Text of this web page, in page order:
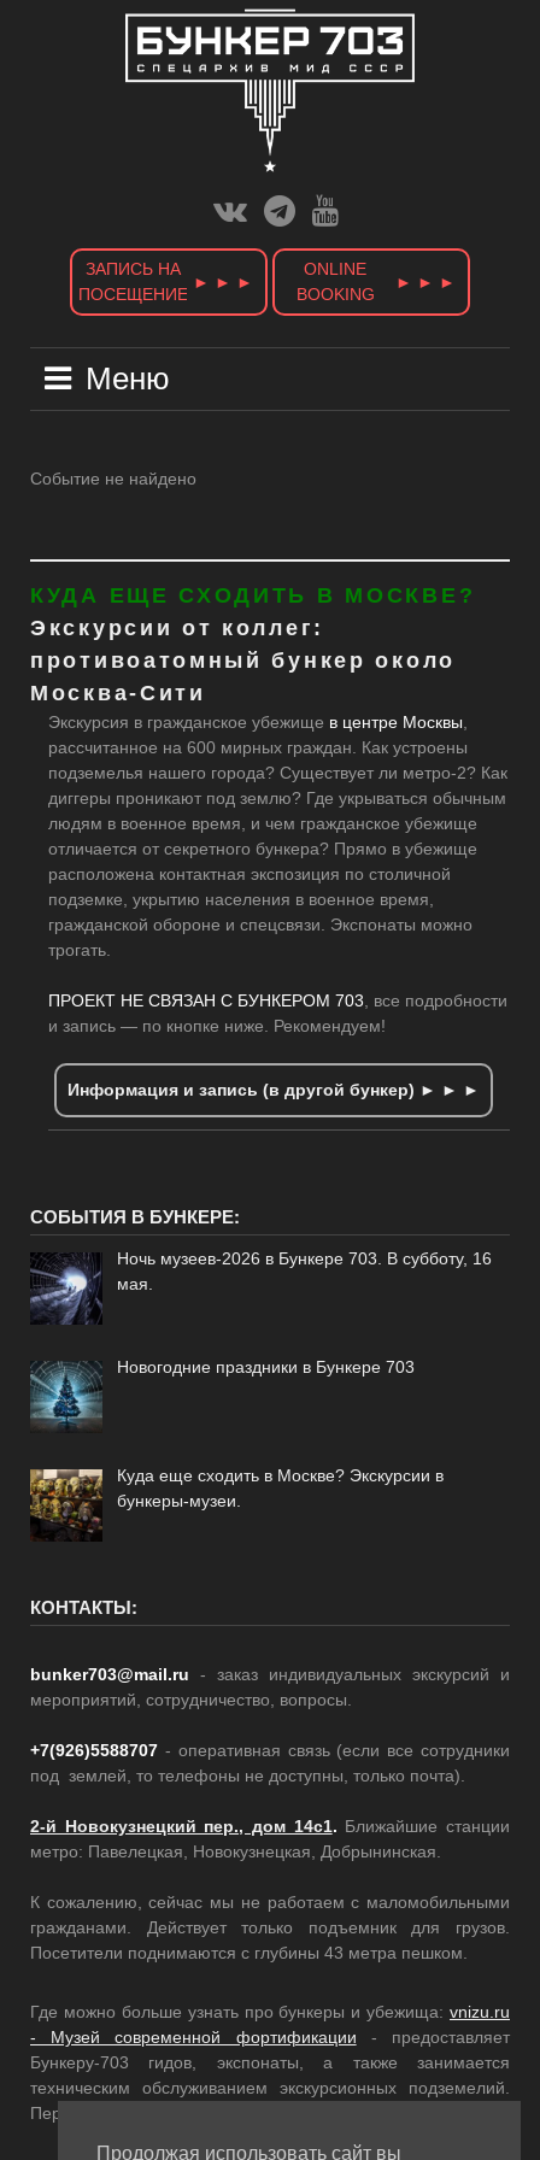
ВконтактеТелеграм
Ютуб
Канал
ЗАПИСЬ НА
ПОСЕЩЕНИЕ
► ► ►
ONLINE
BOOKING
► ► ►
Меню
Событие не найдено
КУДА ЕЩЕ СХОДИТЬ В МОСКВЕ?
Экскурсии от коллег:
противоатомный бункер около
Москва-Сити
Экскурсия в гражданское убежище в центре Москвы,
рассчитанное на 600 мирных граждан. Как устроены
подземелья нашего города? Существует ли метро-2? Как
диггеры проникают под землю? Где укрываться обычным
людям в военное время, и чем гражданское убежище
отличается от секретного бункера? Прямо в убежище
расположена контактная экспозиция по столичной
подземке, укрытию населения в военное время,
гражданской обороне и спецсвязи. Экспонаты можно
трогать.
ПРОЕКТ НЕ СВЯЗАН С БУНКЕРОМ 703, все подробности
и запись — по кнопке ниже. Рекомендуем!
Информация и запись (в другой бункер) ► ► ►
СОБЫТИЯ В БУНКЕРЕ:
Ночь музеев-2026 в Бункере 703. В субботу, 16
мая.
Новогодние праздники в Бункере 703
Куда еще сходить в Москве? Экскурсии в
бункеры-музеи.
КОНТАКТЫ:
bunker703@mail.ru - заказ индивидуальных экскурсий и
мероприятий, сотрудничество, вопросы.
+7(926)5588707 - оперативная связь (если все сотрудники
под землей, то телефоны не доступны, только почта).
2-й Новокузнецкий пер., дом 14с1. Ближайшие станции
метро: Павелецкая, Новокузнецкая, Добрынинская.
К сожалению, сейчас мы не работаем с маломобильными
гражданами. Действует только подъемник для грузов.
Посетители поднимаются с глубины 43 метра пешком.
Где можно больше узнать про бункеры и убежища: vnizu.ru
- Музей современной фортификации - предоставляет
Бункеру-703 гидов, экспонаты, а также занимается
техническим обслуживанием экскурсионных подземелий.
Переходите по ссылкам, там еще много интересного!
Продолжая использовать сайт вы